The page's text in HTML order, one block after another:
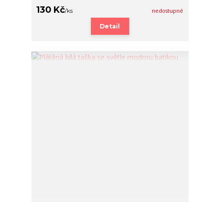
130 Kč/ks nedostupné
Detail